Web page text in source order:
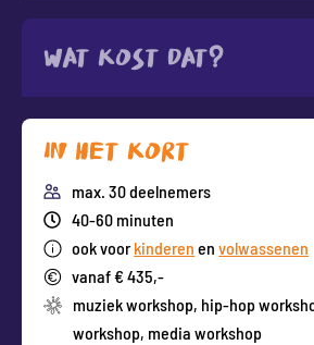
Wat kost dat?
In het kort
max. 30 deelnemers
40-60 minuten
ook voorkinderen envolwassenen
vanaf € 435,-
muziek workshop, hip-hop
workshop, media workshop